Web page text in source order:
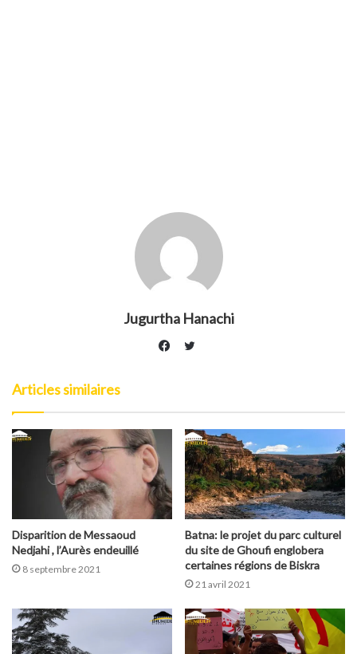
Jugurtha Hanachi
Twitter
Articles similaires
Disparition de Messaoud
Nedjahi , l’Aurès endeuillé
8 septembre 2021
Batna: le projet du parc culturel
du site de Ghoufi englobera
certaines régions de Biskra
21 avril 2021